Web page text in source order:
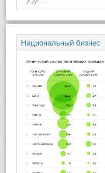
Национальный бизнес